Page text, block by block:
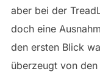
aber bei der
doch eine
den ersten Blick
überzeugt von